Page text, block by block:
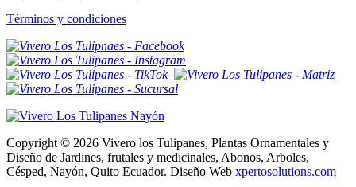
Términos y condiciones
Copyright © 2026 Vivero los Tulipanes, Plantas Ornamentales y
Diseño de Jardines, frutales y medicinales, Abonos, Arboles,
Césped, Nayón, Quito Ecuador. Diseño Web xpertosolutions.com